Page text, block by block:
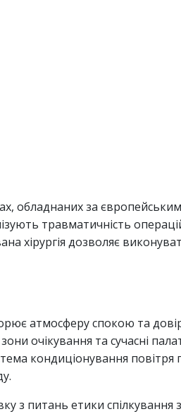
обладнаних за
травматичність
хірургія дозволяє
атмосферу спокою та
очікування та сучасні
кондиціонування повітря
з питань етики спілкування з